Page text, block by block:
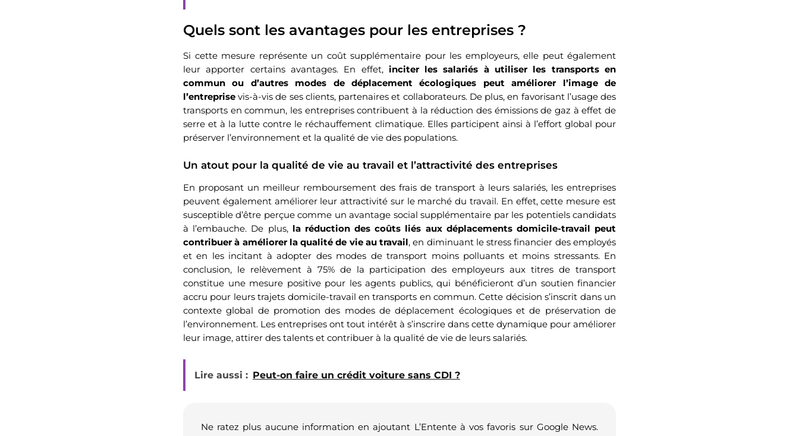
Quels sont les avantages pour les entreprises ?
Si cette mesure représente un coût supplémentaire pour les employeurs, elle peut également
leur apporter certains avantages. En effet, inciter les salariés à utiliser les transports en
commun ou d’autres modes de déplacement écologiques peut améliorer l’image de
l’entreprise vis-à-vis de ses clients, partenaires et collaborateurs. De plus, en favorisant l’usage des
transports en commun, les entreprises contribuent à la réduction des émissions de gaz à effet de
serre et à la lutte contre le réchauffement climatique. Elles participent ainsi à l’effort global pour
préserver l’environnement et la qualité de vie des populations.
Un atout pour la qualité de vie au travail et l’attractivité des entreprises
En proposant un meilleur remboursement des frais de transport à leurs salariés, les entreprises
peuvent également améliorer leur attractivité sur le marché du travail. En effet, cette mesure est
susceptible d’être perçue comme un avantage social supplémentaire par les potentiels candidats
à l’embauche. De plus, la réduction des coûts liés aux déplacements domicile-travail peut
contribuer à améliorer la qualité de vie au travail, en diminuant le stress financier des employés
et en les incitant à adopter des modes de transport moins polluants et moins stressants. En
conclusion, le relèvement à 75% de la participation des employeurs aux titres de transport
constitue une mesure positive pour les agents publics, qui bénéficieront d’un soutien financier
accru pour leurs trajets domicile-travail en transports en commun. Cette décision s’inscrit dans un
contexte global de promotion des modes de déplacement écologiques et de préservation de
l’environnement. Les entreprises ont tout intérêt à s’inscrire dans cette dynamique pour améliorer
leur image, attirer des talents et contribuer à la qualité de vie de leurs salariés.
Lire aussi : Peut-on faire un crédit voiture sans CDI ?
Ne ratez plus aucune information en ajoutant L’Entente à vos favoris sur Google News.